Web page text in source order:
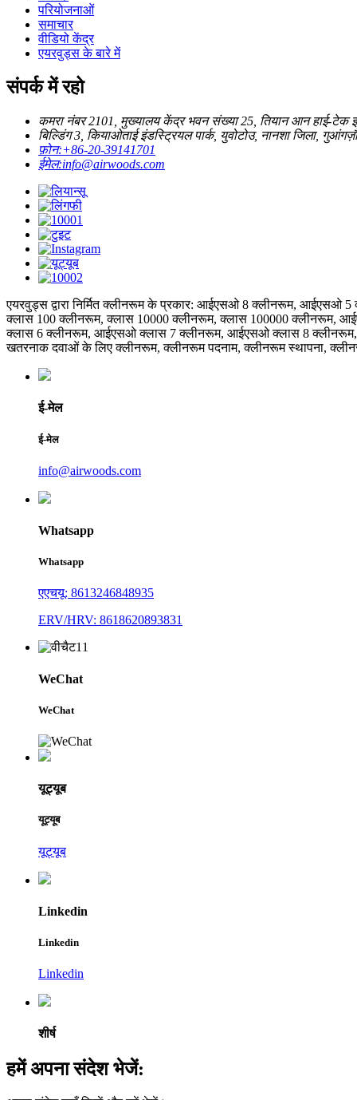
परियोजनाओं
समाचार
वीडियो केंद्र
एयरवुड्स के बारे में
संपर्क में रहो
कमरा नंबर 2101, मुख्यालय केंद्र भवन संख्या 25, तियान आन हाई-टेक
बिल्डिंग 3, कियाओताई इंडस्ट्रियल पार्क, युवोटोउ, नानशा जिला,
फ़ोन:+86-20-39141701
ईमेल:info@airwoods.com
एयरवुड्स द्वारा निर्मित क्लीनरूम के प्रकार: आईएसओ 8 क्लीनरूम, आईएसओ
क्लास 100 क्लीनरूम, क्लास 10000 क्लीनरूम, क्लास 100000
क्लास 6 क्लीनरूम, आईएसओ क्लास 7 क्लीनरूम, आईएसओ क्लास 8 क्लीनरूम,
खतरनाक दवाओं के लिए क्लीनरूम, क्लीनरूम पदनाम, क्लीनरूम स्थापना,
ई-मेल
ई-मेल
info@airwoods.com
Whatsapp
Whatsapp
एएचयू: 8613246848935
ERV/HRV: 8618620893831
WeChat
WeChat
यूट्यूब
यूट्यूब
यूट्यूब
Linkedin
Linkedin
Linkedin
शीर्ष
हमें अपना संदेश भेजें: